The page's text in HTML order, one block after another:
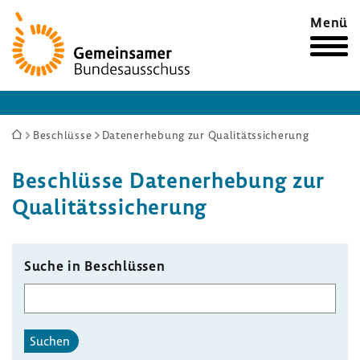
Zur
Startseite
Menü
Sie
hier:
Beschlüsse Datenerhebung zur Qualitätssicherung
Beschlüsse Daten­er­he­bung zur
Quali­täts­si­che­rung
Suche in Beschlüssen
Suchen